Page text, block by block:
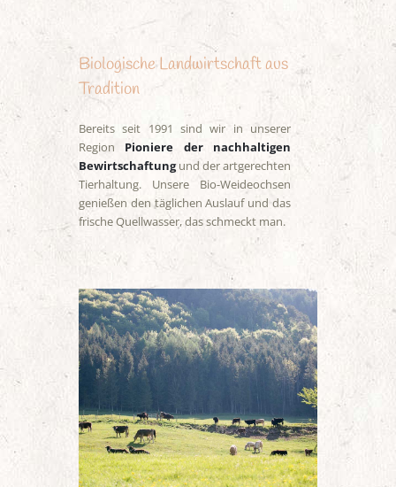
Biologische Landwirtschaft aus
Tradition
Bereits seit 1991 sind wir in unserer
Region Pioniere der nachhaltigen
Bewirtschaftungund der artgerechten
Tierhaltung. Unsere Bio-Weideochsen
genießen den täglichen Auslauf und das
frische Quellwasser, das schmeckt man.